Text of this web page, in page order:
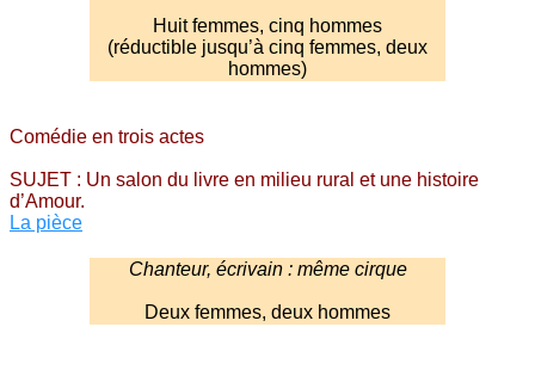
Huit femmes, cinq hommes
(réductible jusqu’à cinq femmes, deux
hommes)
Comédie en trois actes
SUJET : Un salon du livre en milieu rural et une histoire
d’Amour.
La pièce
Chanteur, écrivain : même cirque
Deux femmes, deux hommes